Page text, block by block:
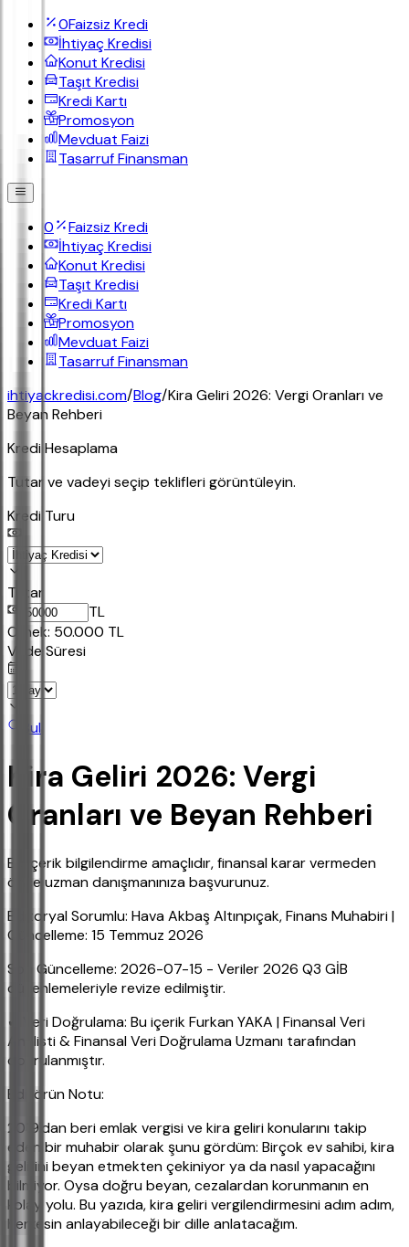
0Faizsiz Kredi
İhtiyaç Kredisi
Konut Kredisi
Taşıt Kredisi
Kredi Kartı
Promosyon
Mevduat Faizi
Tasarruf Finansman
0
Faizsiz Kredi
İhtiyaç Kredisi
Konut Kredisi
Taşıt Kredisi
Kredi Kartı
Promosyon
Mevduat Faizi
Tasarruf Finansman
ihtiyackredisi.com/Blog/Kira Geliri 2026: Vergi Oranları ve
Beyan Rehberi
Kredi Hesaplama
Tutar ve vadeyi seçip teklifleri görüntüleyin.
Kredi Turu
Tutar
TL
Ornek: 50.000 TL
Vade Süresi
Bul
Kira Geliri 2026: Vergi
Oranları ve Beyan Rehberi
Bu içerik bilgilendirme amaçlıdır, finansal karar vermeden
önce uzman danışmanınıza başvurunuz.
Editoryal Sorumlu: Hava Akbaş Altınpıçak, Finans Muhabiri |
Güncelleme: 15 Temmuz 2026
Son Güncelleme: 2026-07-15 - Veriler 2026 Q3 GİB
düzenlemeleriyle revize edilmiştir.
✔ Veri Doğrulama: Bu içerik Furkan YAKA | Finansal Veri
Analisti & Finansal Veri Doğrulama Uzmanı tarafından
doğrulanmıştır.
Editörün Notu:
2019'dan beri emlak vergisi ve kira geliri konularını takip
eden bir muhabir olarak şunu gördüm: Birçok ev sahibi, kira
gelirini beyan etmekten çekiniyor ya da nasıl yapacağını
bilmiyor. Oysa doğru beyan, cezalardan korunmanın en
kolay yolu. Bu yazıda, kira geliri vergilendirmesini adım adım,
herkesin anlayabileceği bir dille anlatacağım.